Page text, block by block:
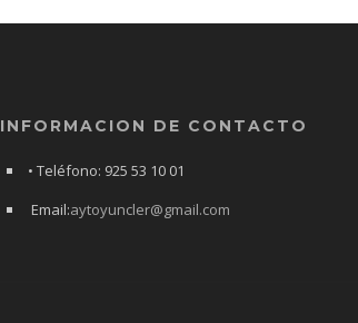
INFORMACION DE CONTACTO
• Teléfono: 925 53 10 01
Email:aytoyuncler@gmail.com